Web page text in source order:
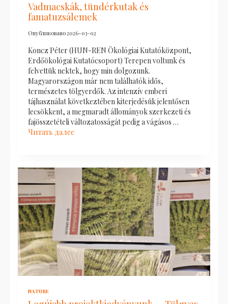
Vadmacskák, tündérkutak és
famatuzsálemek
Опубликовано2026-03-02
Koncz Péter (HUN-REN Ökológiai Kutatóközpont,
Erdőökológai Kutatócsoport) Terepen voltunk és
felvettük nektek, hogy min dolgozunk.
Magyarországon már nem találhatók idős,
természetes tölgyerdők. Az intenzív emberi
tájhasználat következtében kiterjedésük jelentősen
lecsökkent, a megmaradt állományok szerkezeti és
fajösszetételi változatosságát pedig a vágásos …
Читать далее
NATURE